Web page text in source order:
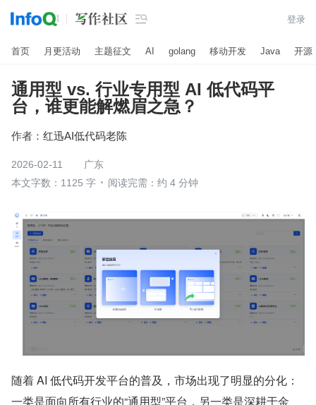
 登录
首页 月更活动 主题征文 AI golang 移动开发 Java 开源
通用型 vs. 行业专用型 AI 低代码平
台，谁更能解燃眉之急？
作者： 红迅AI低代码老陈
2026-02-11
广东
本文字数：1125 字
阅读完需：约 4 分钟
随着 AI 低代码开发平台的普及，市场出现了明显的分化：
一类是面向所有行业的“通用型”平台，另一类是深耕于金